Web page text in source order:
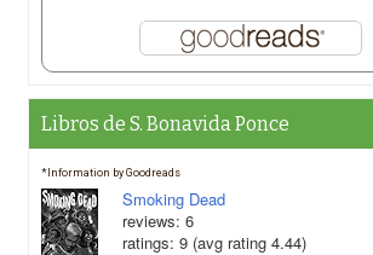
Libros de S. Bonavida Ponce
*Information by Goodreads
Smoking Dead
reviews: 6
ratings: 9 (avg rating 4.44)